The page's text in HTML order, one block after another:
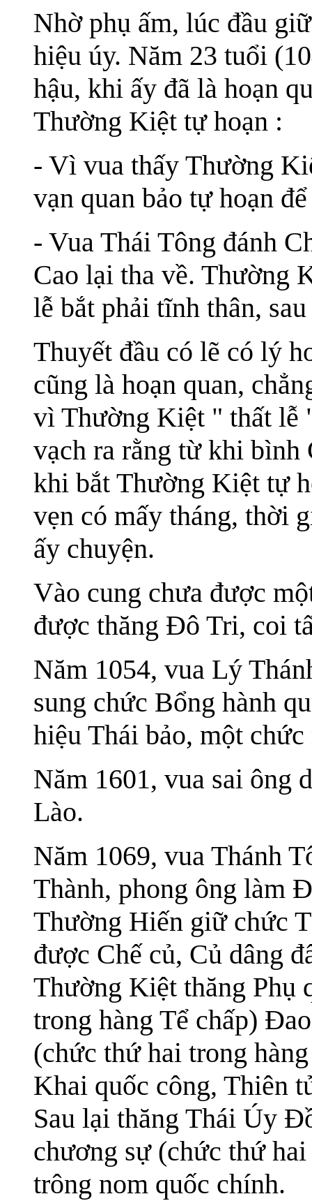
Nhờ phụ ấm, lúc đầu
hiệu úy. Năm 23 tuổi
hậu, khi ấy đã là hoạn
Thường Kiệt tự hoạn :
- Vì vua thấy Thường
vạn quan bảo tự hoạn
- Vua Thái Tông đánh
Cao lại tha về. Thường
lễ bắt phải tĩnh thân,
Thuyết đầu có lẽ có lý
cũng là hoạn quan,
vì Thường Kiệt " thất lễ
vạch ra rằng từ khi bình
khi bắt Thường Kiệt tự
vẹn có mấy tháng, thời
ấy chuyện.
Vào cung chưa được
được thăng Đô Tri, coi
Năm 1054, vua Lý
sung chức Bổng hành
hiệu Thái bảo, một
Năm 1601, vua sai ông
Lào.
Năm 1069, vua Thánh
Thành, phong ông làm
Thường Hiến giữ chức
được Chế củ, Củ dâng
Thường Kiệt thăng Phụ
trong hàng Tể chấp)
(chức thứ hai trong
Khai quốc công, Thiên
Sau lại thăng Thái Úy
chương sự (chức thứ
trông nom quốc chính.